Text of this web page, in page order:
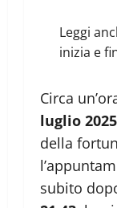
Leggi
inizia e
Circa
luglio 2025
della
subito